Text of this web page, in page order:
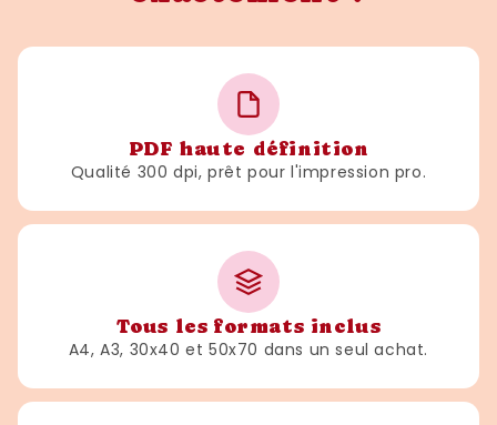
originale et amusante. Téléchargez-la dès
maintenant pour offrir un cadeau unique qu’il
chérira à coup sûr !
Découvrez également d’autresaffiches
humoristiques et cadeaux personnalisés
pour des surprises inoubliables et pleines
PDF haute définition
Qualité 300 dpi, prêt pour l'impression pro.
Tous les formats inclus
A4, A3, 30x40 et 50x70 dans un seul achat.